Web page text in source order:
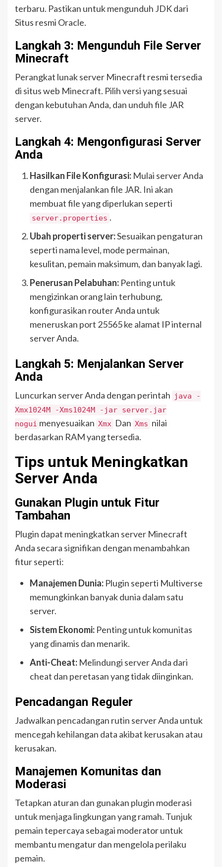
terbaru. Pastikan untuk mengunduh JDK dari
Situs resmi Oracle.
Langkah 3: Mengunduh File Server
Minecraft
Perangkat lunak server Minecraft resmi tersedia
di situs web Minecraft. Pilih versi yang sesuai
dengan kebutuhan Anda, dan unduh file JAR
server.
Langkah 4: Mengonfigurasi Server
Anda
Hasilkan File Konfigurasi: Mulai server Anda
dengan menjalankan file JAR. Ini akan
membuat file yang diperlukan seperti
server.properties .
Ubah properti server:Sesuaikan pengaturan
seperti nama level, mode permainan,
kesulitan, pemain maksimum, dan banyak lagi.
Penerusan Pelabuhan: Penting untuk
mengizinkan orang lain terhubung,
konfigurasikan router Anda untuk
meneruskan port 25565 ke alamat IP internal
server Anda.
Langkah 5: Menjalankan Server
Anda
Luncurkan server Anda dengan perintah java -
Xmx1024M -Xms1024M -jar server.jar
nogui menyesuaikan Xmx Dan Xms nilai
berdasarkan RAM yang tersedia.
Tips untuk Meningkatkan
Server Anda
Gunakan Plugin untuk Fitur
Tambahan
Plugin dapat meningkatkan server Minecraft
Anda secara signifikan dengan menambahkan
fitur seperti:
Manajemen Dunia: Plugin seperti Multiverse
memungkinkan banyak dunia dalam satu
server.
Sistem Ekonomi: Penting untuk komunitas
yang dinamis dan menarik.
Anti-Cheat: Melindungi server Anda dari
cheat dan peretasan yang tidak diinginkan.
Pencadangan Reguler
Jadwalkan pencadangan rutin server Anda untuk
mencegah kehilangan data akibat kerusakan atau
kerusakan.
Manajemen Komunitas dan
Moderasi
Tetapkan aturan dan gunakan plugin moderasi
untuk menjaga lingkungan yang ramah. Tunjuk
pemain tepercaya sebagai moderator untuk
membantu mengatur dan mengelola perilaku
pemain.